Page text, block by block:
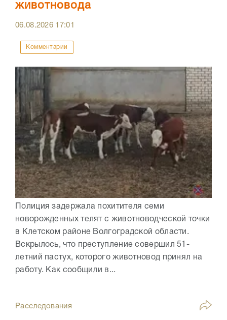
животновода
06.08.2026 17:01
Комментарии
Полиция задержала похитителя семи
новорожденных телят с животноводческой точки
в Клетском районе Волгоградской области.
Вскрылось, что преступление совершил 51-
летний пастух, которого животновод принял на
работу. Как сообщили в...
Расследования